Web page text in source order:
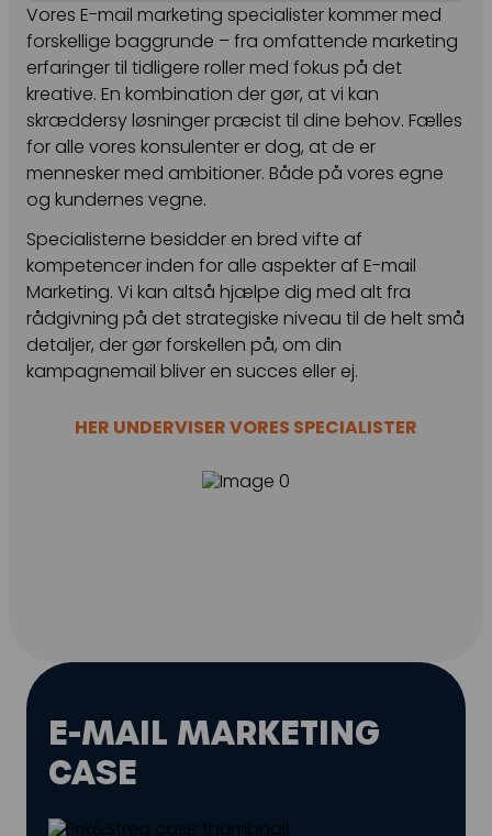
Vores E-mail marketing specialister kommer med
forskellige baggrunde – fra omfattende marketing
erfaringer til tidligere roller med fokus på det
kreative. En kombination der gør, at vi kan
skræddersy løsninger præcist til dine behov. Fælles
for alle vores konsulenter er dog, at de er
mennesker med ambitioner. Både på vores egne
og kundernes vegne.
Specialisterne besidder en bred vifte af
kompetencer inden for alle aspekter af E-mail
Marketing. Vi kan altså hjælpe dig med alt fra
rådgivning på det strategiske niveau til de helt små
detaljer, der gør forskellen på, om din
kampagnemail bliver en succes eller ej.
HER UNDERVISER VORES SPECIALISTER
E-MAIL MARKETING
CASE